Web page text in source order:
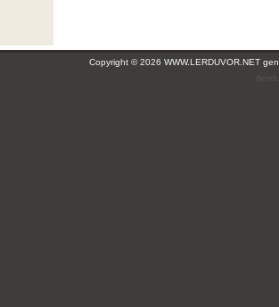
Copyright © 2026 WWW.LERDUVOR.NET